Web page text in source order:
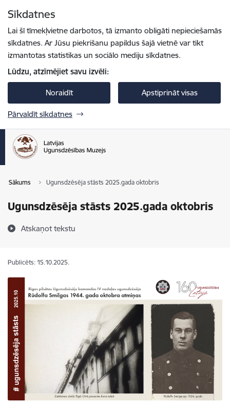
Sīkdatnes
Lai šī tīmekļvietne darbotos, tā izmanto obligāti nepieciešamās
sīkdatnes. Ar Jūsu piekrišanu papildus šajā vietnē var tikt
izmantotas statistikas un sociālo mediju sīkdatnes.
Lūdzu, atzīmējiet savu izvēli:
Noraidīt Apstiprināt visas
Pārvaldīt sīkdatnes
Sākums Ugunsdzēsēja stāsts 2025.gada oktobris
Ugunsdzēsēja stāsts 2025.gada oktobris
Atskaņot tekstu
Publicēts: 15.10.2025.